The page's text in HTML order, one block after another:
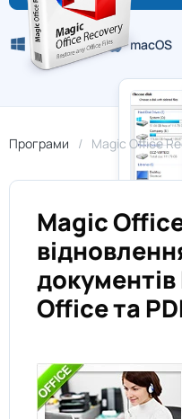
Windows macOS
Програми Magic Office
Magic
Office та